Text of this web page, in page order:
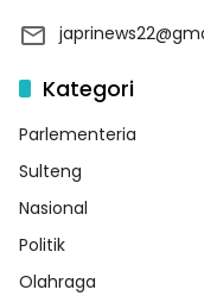
Kategori
Parlementeria
Sulteng
Nasional
Politik
Olahraga